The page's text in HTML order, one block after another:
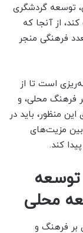
توسعه گردشگری
از آنجا که
فرهنگی منجر
است تا از
فرهنگ محلی، و
منظور، باید در
مزیت‌های
کند.
محلی
بر فرهنگ و